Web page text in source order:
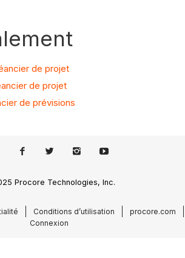
de projet
de projet
de prévisions
Procore Technologies, Inc.
Conditions d’utilisation
procore.com
Connexion